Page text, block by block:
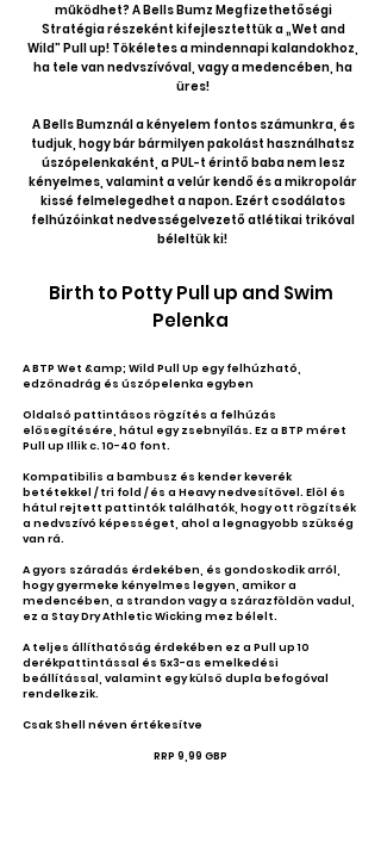
működhet? A Bells Bumz Megfizethetőségi
Stratégia részeként kifejlesztettük a „Wet and
Wild” Pull up! Tökéletes a mindennapi kalandokhoz,
ha tele van nedvszívóval, vagy a medencében, ha
üres!
A Bells Bumznál a kényelem fontos számunkra, és
tudjuk, hogy bár bármilyen pakolást használhatsz
úszópelenkaként, a PUL-t érintő baba nem lesz
kényelmes, valamint a velúr kendő és a mikropolár
kissé felmelegedhet a napon. Ezért csodálatos
felhúzóinkat nedvességelvezető atlétikai trikóval
béleltük ki!
Birth to Potty Pull up and Swim
Pelenka
A BTP Wet &amp; Wild Pull Up egy felhúzható,
edzőnadrág és úszópelenka egyben
Oldalsó pattintásos rögzítés a felhúzás
elősegítésére, hátul egy zsebnyílás. Ez a BTP méret
Pull up Illik c. 10-40 font.
Kompatibilis a bambusz és kender keverék
betétekkel / tri fold / és a Heavy nedvesítővel. Elöl és
hátul rejtett pattintók találhatók, hogy ott rögzítsék
a nedvszívó képességet, ahol a legnagyobb szükség
van rá.
A gyors száradás érdekében, és gondoskodik arról,
hogy gyermeke kényelmes legyen, amikor a
medencében, a strandon vagy a szárazföldön vadul,
ez a Stay Dry Athletic Wicking mez bélelt.
A teljes állíthatóság érdekében ez a Pull up 10
derékpattintással és 5x3-as emelkedési
beállítással, valamint egy külső dupla befogóval
rendelkezik.
Csak Shell néven értékesítve​
RRP 9,99 GBP